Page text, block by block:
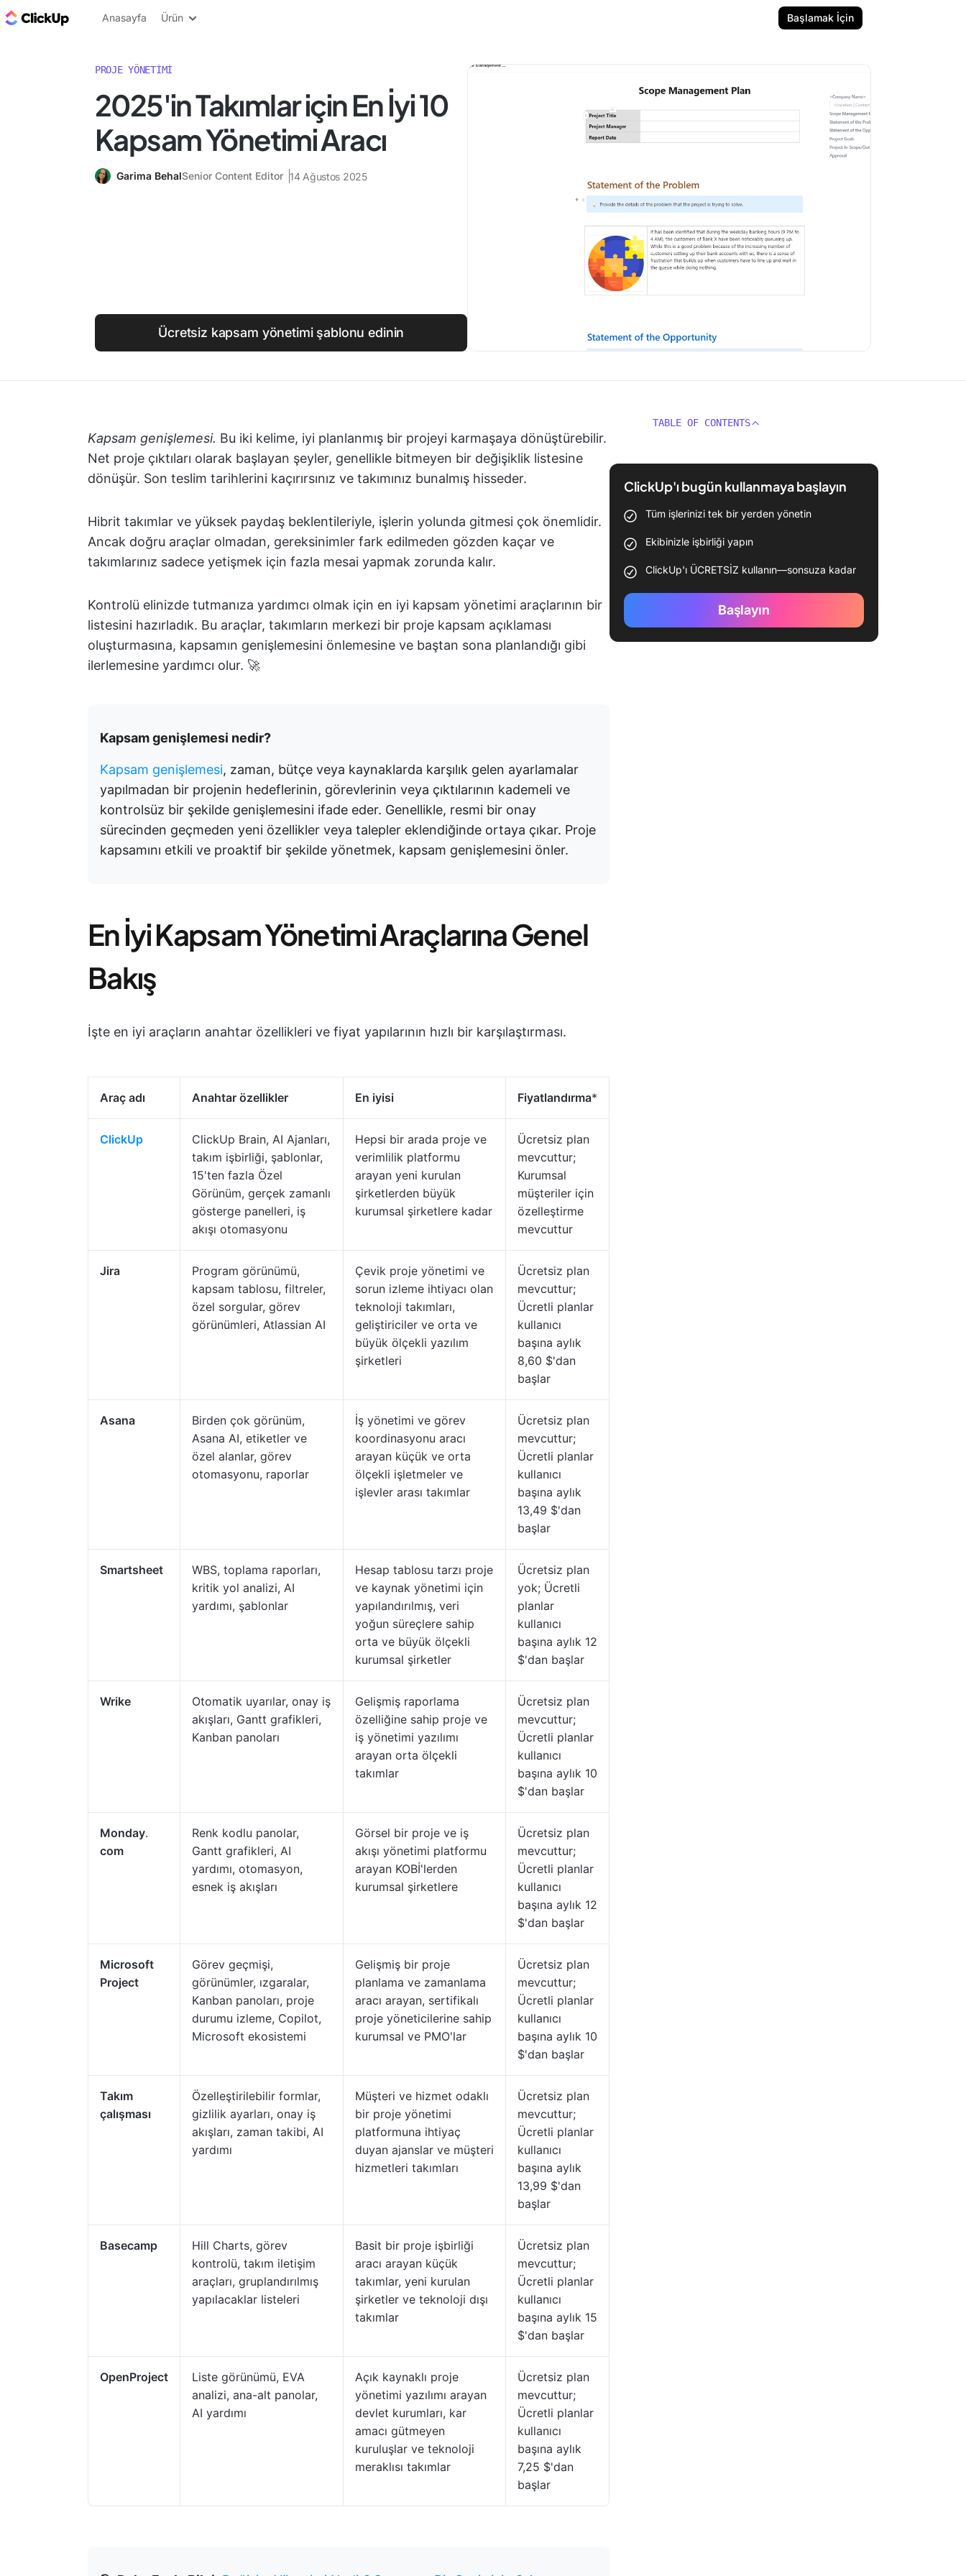
ClickUp Blog
Anasayfa Ürün Başlamak İçin
PROJE YÖNETIMI
2025'in Takımlar için En İyi 10
Kapsam Yönetimi Aracı
Garima BehalSenior Content Editor 14 Ağustos 2025
Ücretsiz kapsam yönetimi şablonu edinin
Kapsam genişlemesi. Bu iki kelime, iyi planlanmış bir projeyi karmaşaya dönüştürebilir.
Net proje çıktıları olarak başlayan şeyler, genellikle bitmeyen bir değişiklik listesine
dönüşür. Son teslim tarihlerini kaçırırsınız ve takımınız bunalmış hisseder.
Hibrit takımlar ve yüksek paydaş beklentileriyle, işlerin yolunda gitmesi çok önemlidir.
Ancak doğru araçlar olmadan, gereksinimler fark edilmeden gözden kaçar ve
takımlarınız sadece yetişmek için fazla mesai yapmak zorunda kalır.
Kontrolü elinizde tutmanıza yardımcı olmak için en iyi kapsam yönetimi araçlarının bir
listesini hazırladık. Bu araçlar, takımların merkezi bir proje kapsam açıklaması
oluşturmasına, kapsamın genişlemesini önlemesine ve baştan sona planlandığı gibi
ilerlemesine yardımcı olur. 🚀
Kapsam genişlemesi nedir?
Kapsam genişlemesi, zaman, bütçe veya kaynaklarda karşılık gelen ayarlamalar
yapılmadan bir projenin hedeflerinin, görevlerinin veya çıktılarının kademeli ve
kontrolsüz bir şekilde genişlemesini ifade eder. Genellikle, resmi bir onay
sürecinden geçmeden yeni özellikler veya talepler eklendiğinde ortaya çıkar. Proje
kapsamını etkili ve proaktif bir şekilde yönetmek, kapsam genişlemesini önler.
En İyi Kapsam Yönetimi Araçlarına Genel
Bakış
İşte en iyi araçların anahtar özellikleri ve fiyat yapılarının hızlı bir karşılaştırması.
Araç adı Anahtar özellikler En iyisi Fiyatlandırma*
ClickUp
ClickUp Brain, AI Ajanları,
takım işbirliği, şablonlar,
15'ten fazla Özel
Görünüm, gerçek zamanlı
gösterge panelleri, iş
akışı otomasyonu
Hepsi bir arada proje ve
verimlilik platformu
arayan yeni kurulan
şirketlerden büyük
kurumsal şirketlere kadar
Ücretsiz plan
mevcuttur;
Kurumsal
müşteriler için
özelleştirme
mevcuttur
Jira
Program görünümü,
kapsam tablosu, filtreler,
özel sorgular, görev
görünümleri, Atlassian AI
Çevik proje yönetimi ve
sorun izleme ihtiyacı olan
teknoloji takımları,
geliştiriciler ve orta ve
büyük ölçekli yazılım
şirketleri
Ücretsiz plan
mevcuttur;
Ücretli planlar
kullanıcı
başına aylık
8,60 $'dan
başlar
Asana
Birden çok görünüm,
Asana AI, etiketler ve
özel alanlar, görev
otomasyonu, raporlar
İş yönetimi ve görev
koordinasyonu aracı
arayan küçük ve orta
ölçekli işletmeler ve
işlevler arası takımlar
Ücretsiz plan
mevcuttur;
Ücretli planlar
kullanıcı
başına aylık
13,49 $'dan
başlar
Smartsheet
WBS, toplama raporları,
kritik yol analizi, AI
yardımı, şablonlar
Hesap tablosu tarzı proje
ve kaynak yönetimi için
yapılandırılmış, veri
yoğun süreçlere sahip
orta ve büyük ölçekli
kurumsal şirketler
Ücretsiz plan
yok; Ücretli
planlar
kullanıcı
başına aylık 12
$'dan başlar
Wrike
Otomatik uyarılar, onay iş
akışları, Gantt grafikleri,
Kanban panoları
Gelişmiş raporlama
özelliğine sahip proje ve
iş yönetimi yazılımı
arayan orta ölçekli
takımlar
Ücretsiz plan
mevcuttur;
Ücretli planlar
kullanıcı
başına aylık 10
$'dan başlar
Monday.
com
Renk kodlu panolar,
Gantt grafikleri, AI
yardımı, otomasyon,
esnek iş akışları
Görsel bir proje ve iş
akışı yönetimi platformu
arayan KOBİ'lerden
kurumsal şirketlere
Ücretsiz plan
mevcuttur;
Ücretli planlar
kullanıcı
başına aylık 12
$'dan başlar
Microsoft
Project
Görev geçmişi,
görünümler, ızgaralar,
Kanban panoları, proje
durumu izleme, Copilot,
Microsoft ekosistemi
Gelişmiş bir proje
planlama ve zamanlama
aracı arayan, sertifikalı
proje yöneticilerine sahip
kurumsal ve PMO'lar
Ücretsiz plan
mevcuttur;
Ücretli planlar
kullanıcı
başına aylık 10
$'dan başlar
Takım
çalışması
Özelleştirilebilir formlar,
gizlilik ayarları, onay iş
akışları, zaman takibi, AI
yardımı
Müşteri ve hizmet odaklı
bir proje yönetimi
platformuna ihtiyaç
duyan ajanslar ve müşteri
hizmetleri takımları
Ücretsiz plan
mevcuttur;
Ücretli planlar
kullanıcı
başına aylık
13,99 $'dan
başlar
Basecamp
Hill Charts, görev
kontrolü, takım iletişim
araçları, gruplandırılmış
yapılacaklar listeleri
Basit bir proje işbirliği
aracı arayan küçük
takımlar, yeni kurulan
şirketler ve teknoloji dışı
takımlar
Ücretsiz plan
mevcuttur;
Ücretli planlar
kullanıcı
başına aylık 15
$'dan başlar
OpenProject
Liste görünümü, EVA
analizi, ana-alt panolar,
AI yardımı
Açık kaynaklı proje
yönetimi yazılımı arayan
devlet kurumları, kar
amacı gütmeyen
kuruluşlar ve teknoloji
meraklısı takımlar
Ücretsiz plan
mevcuttur;
Ücretli planlar
kullanıcı
başına aylık
7,25 $'dan
başlar
TABLE OF CONTENTS
ClickUp'ı bugün kullanmaya başlayın
Tüm işlerinizi tek bir yerden yönetin
Ekibinizle işbirliği yapın
ClickUp'ı ÜCRETSİZ kullanın—sonsuza kadar
Başlayın